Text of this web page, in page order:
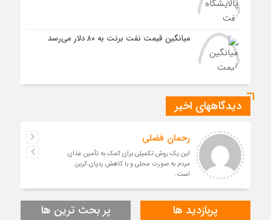
میانگین قیمت نفت برنت به ۸۰ دلار می‌رسد
دیدگاههای اخیر
رحمان فضلی
این یک روش تکمیلی برای کمک به تأمین غذای
مردم به صورت محلی و با کاهش ردپای کربن
است.
پربازدید ها پر بحث ترین ها